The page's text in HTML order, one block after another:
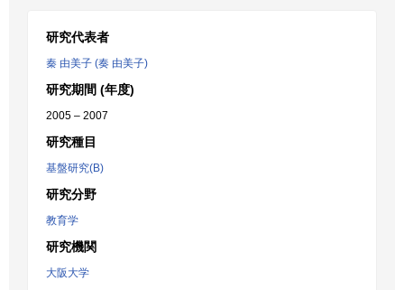
研究代表者
秦 由美子 (奏 由美子)
研究期間 (年度)
2005 – 2007
研究種目
基盤研究(B)
研究分野
教育学
研究機関
大阪大学